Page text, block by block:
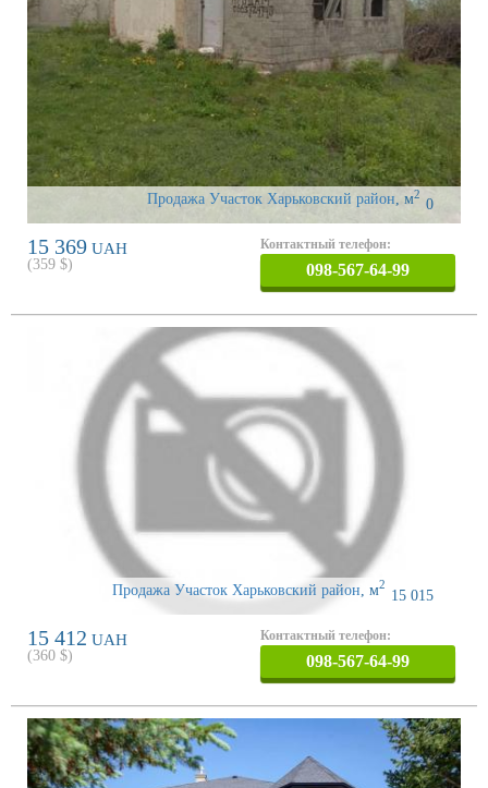
Продажа Участок Харьковский район 0
м2
15 369 UAH
(359 $)
Контактный телефон:
098-567-64-99
Продажа Участок Харьковский район 15 015
м2
15 412 UAH
(360 $)
Контактный телефон:
098-567-64-99